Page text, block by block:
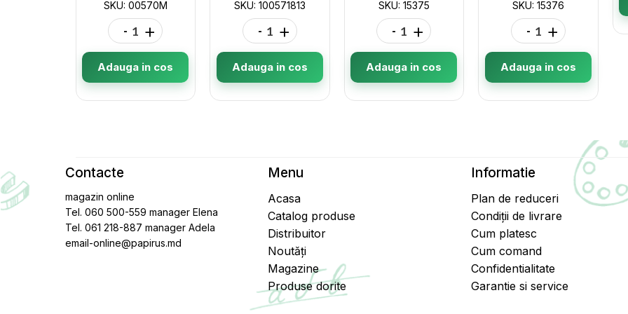
SKU: 00570M
- +
Adauga in cos
SKU: 100571813
- +
Adauga in cos
SKU: 15375
- +
Adauga in cos
SKU: 15376
- +
Adauga in cos
Contacte
magazin online
Tel. 060 500-559 manager Elena
Tel. 061 218-887 manager Adela
email-online@papirus.md
Menu
Acasa
Catalog produse
Distribuitor
Noutăți
Magazine
Produse dorite
Informatie
Plan de reduceri
Condiții de livrare
Cum platesc
Cum comand
Confidentialitate
Garantie si service